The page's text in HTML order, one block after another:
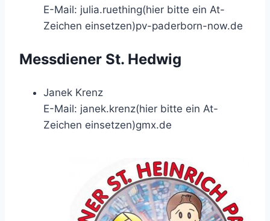
E-Mail: julia.ruething(hier bitte ein At-
Zeichen einsetzen)pv-paderborn-now.de
Messdiener St. Hedwig
Janek Krenz
E-Mail: janek.krenz(hier bitte ein At-
Zeichen einsetzen)gmx.de